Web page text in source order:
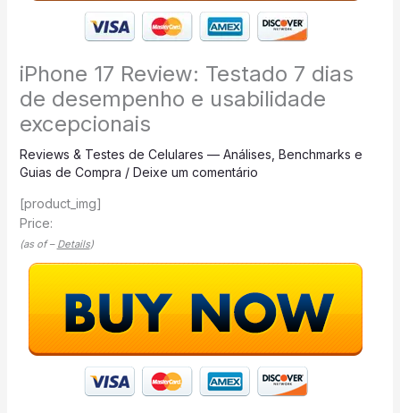
iPhone 17 Review: Testado 7 dias
de desempenho e usabilidade
excepcionais
Reviews & Testes de Celulares — Análises, Benchmarks e
Guias de Compra / Deixe um comentário
[product_img]
Price:
(as of – Details)